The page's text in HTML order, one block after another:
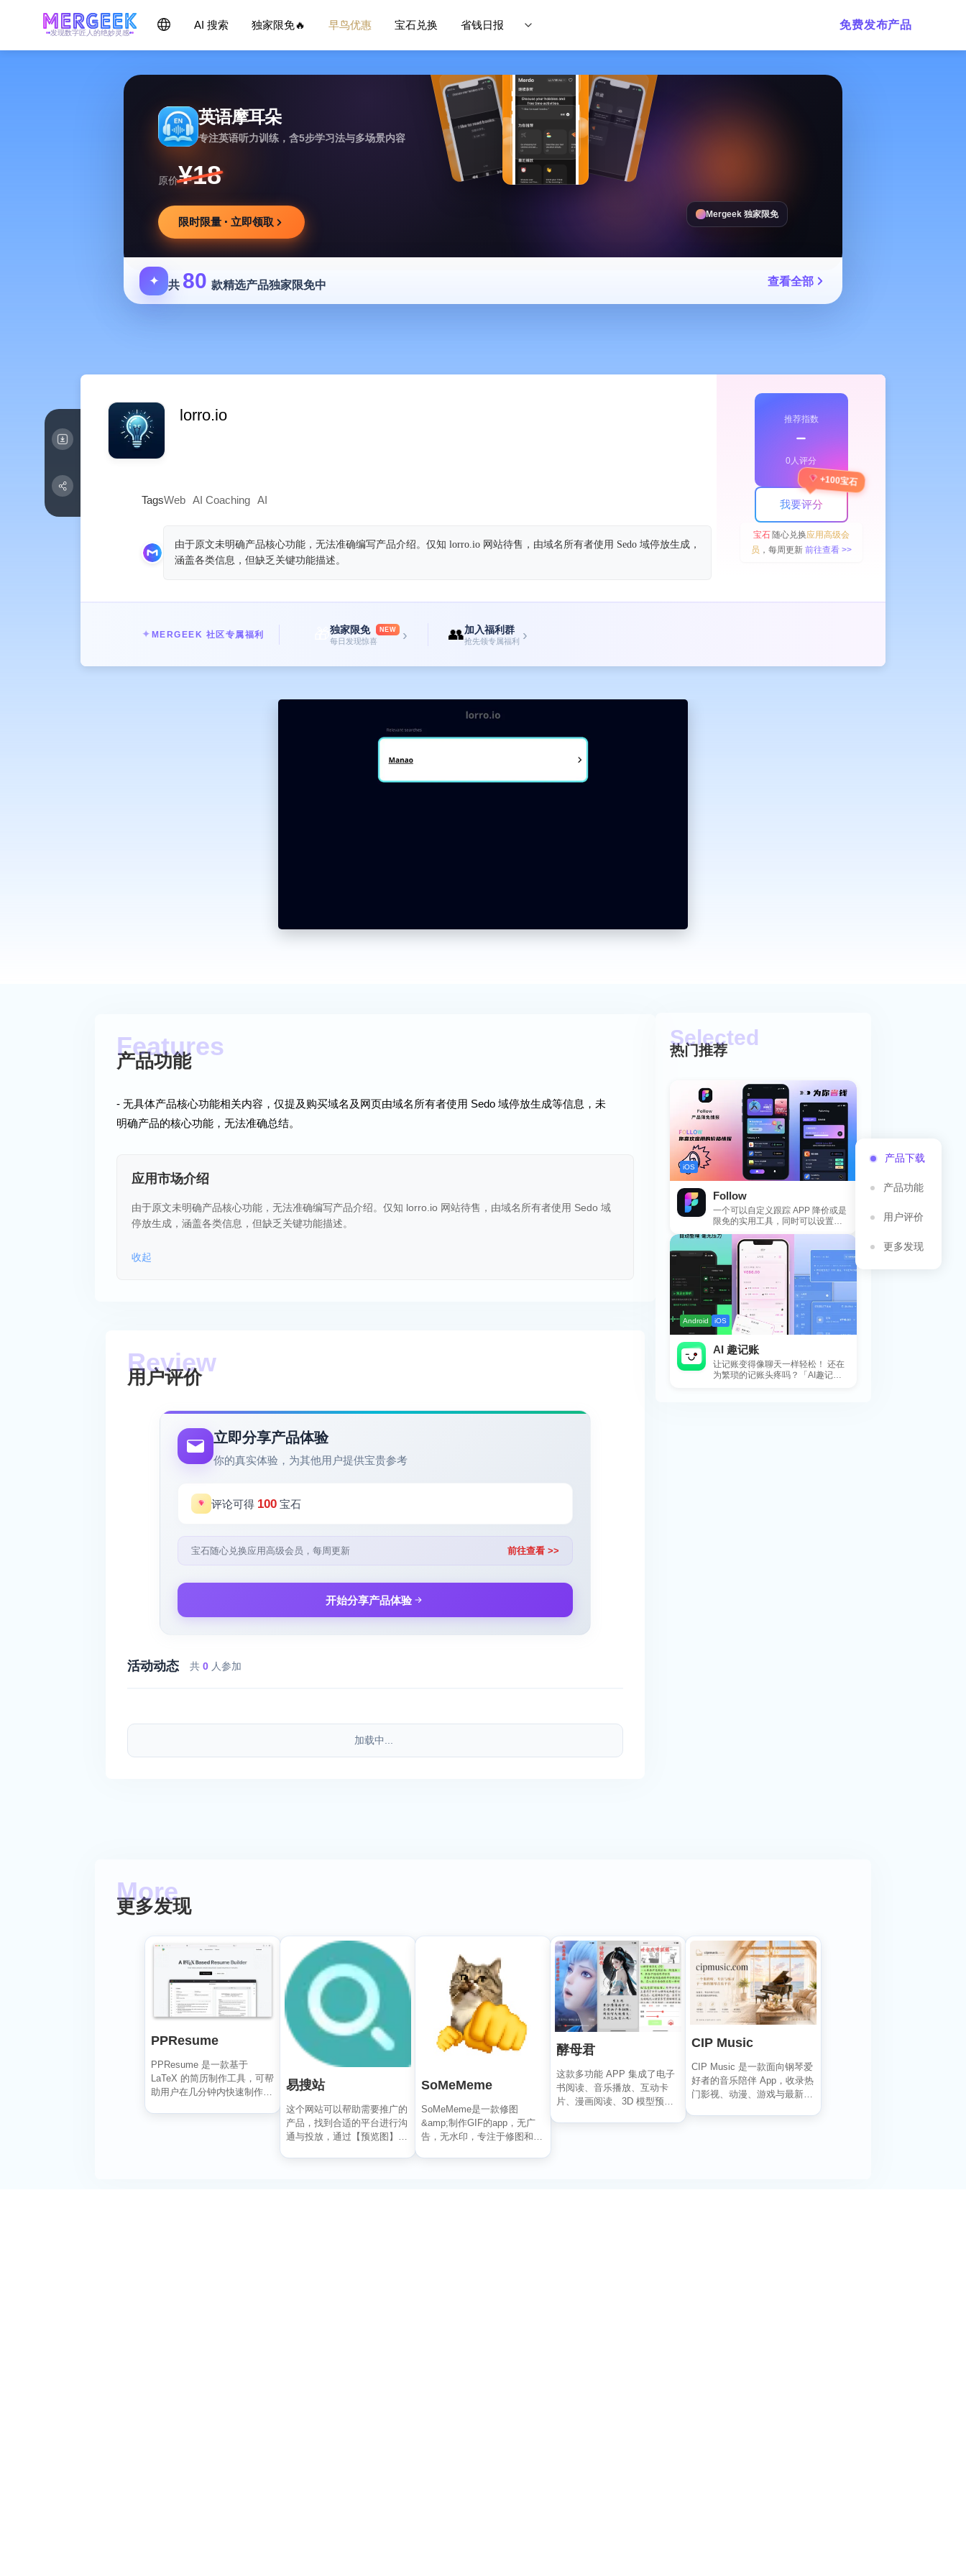
发现数字匠人的绝妙灵感
AI 搜索 独家限免🔥 早鸟优惠 宝石兑换 省钱日报 免费发布产品
英语摩耳朵
专注英语听力训练，含5步学习法与多场景内容
原价¥18
限时限量 · 立即领取
Mergeek 独家限免
✦ 共 80 款精选产品独家限免中 查看全部
lorro.io
TagsWeb AI Coaching AI
由于原文未明确产品核心功能，无法准确编写产品介绍。仅知 lorro.io 网站待售，由域名所有者使用 Sedo 域停放生成，
涵盖各类信息，但缺乏关键功能描述。
推荐指数
﹣
0人评分
我要评分
+100宝石
宝石随心兑换应用高级会
员 ，每周更新 前往查看 >>
✦ MERGEEK 社区专属福利 独家限免 NEW
每日发现惊喜 › 👥加入福利群
抢先领专属福利 ›
产品下载
产品功能
用户评价
更多发现
产品功能
- 无具体产品核心功能相关内容，仅提及购买域名及网页由域名所有者使用 Sedo 域停放生成等信息，未
明确产品的核心功能，无法准确总结。
应用市场介绍
由于原文未明确产品核心功能，无法准确编写产品介绍。仅知 lorro.io 网站待售，由域名所有者使用 Sedo 域
停放生成，涵盖各类信息，但缺乏关键功能描述。
收起
用户评价
立即分享产品体验
你的真实体验，为其他用户提供宝贵参考
评论可得 100 宝石
宝石随心兑换应用高级会员，每周更新 前往查看 >>
开始分享产品体验
活动动态 共 0 人参加
加载中...
热门推荐
iOS
Follow
一个可以自定义跟踪 APP 降价或是
限免的实用工具，同时可以设置包
括 APP，游戏，热门类和精选类
Android iOS
AI 趣记账
让记账变得像聊天一样轻松！ 还在
为繁琐的记账头疼吗？「AI趣记
更多发现
PPResume
PPResume 是一款基于
LaTeX 的简历制作工具，可帮
助用户在几分钟内快速制作精
易搜站
这个网站可以帮助需要推广的
产品，找到合适的平台进行沟
通与投放，通过【预览图】与
SoMeMeme
SoMeMeme是一款修图
&amp;制作GIF的app，无广
告，无水印，专注于修图和将
酵母君
这款多功能 APP 集成了电子
书阅读、音乐播放、互动卡
片、漫画阅读、3D 模型预览
CIP Music
CIP Music 是一款面向钢琴爱
好者的音乐陪伴 App，收录热
门影视、动漫、游戏与最新